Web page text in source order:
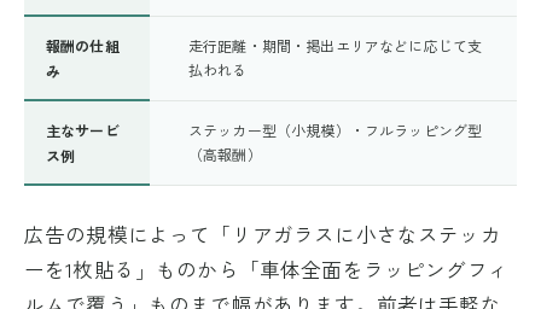
報酬の仕組
み
走行距離・期間・掲出エリアなどに応じて支
払われる
主なサービ
ス例
ステッカー型（小規模）・フルラッピング型
（高報酬）
広告の規模によって「リアガラスに小さなステッカ
ーを1枚貼る」ものから「車体全面をラッピングフィ